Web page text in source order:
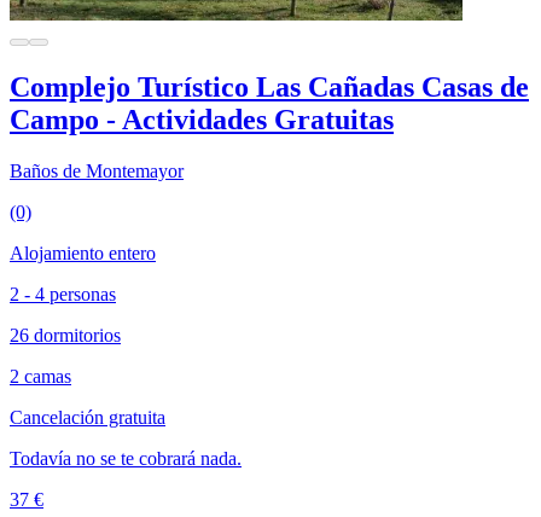
Complejo Turístico Las Cañadas Casas de
Campo - Actividades Gratuitas
Baños de Montemayor
(0)
Alojamiento entero
2 - 4 personas
26 dormitorios
2 camas
Cancelación gratuita
Todavía no se te cobrará nada.
37 €